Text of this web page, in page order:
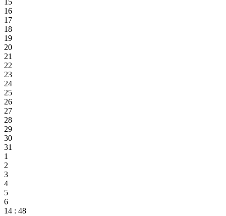
15
16
17
18
19
20
21
22
23
24
25
26
27
28
29
30
31
1
2
3
4
5
6
14 : 48